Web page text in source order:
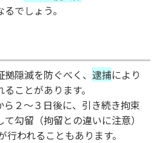
でしょう。
拠隠滅を防ぐべく、逮捕により
ことがあります。
ら２～３日後に、引き続き拘束
勾留（拘留との違いに注意）
われることもあります。